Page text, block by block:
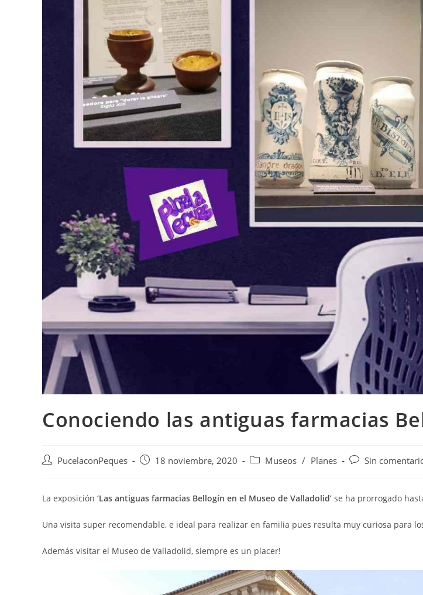
Conociendo las antiguas farmacias
PucelaconPeques 18 noviembre, 2020 Museos / Planes Sin
La exposición ‘Las antiguas farmacias Bellogín en el Museo de Valladolid’ se ha prorrogado
Una visita super recomendable, e ideal para realizar en familia pues resulta muy curiosa para
Además visitar el Museo de Valladolid, siempre es un placer!